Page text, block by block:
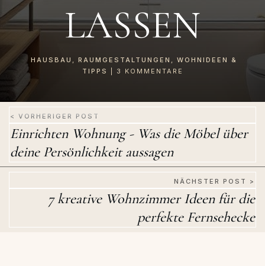
ASSEN
HAUSBAU , RAUMGESTALTUNGEN , WOHNIDEEN &
TIPPS
3 KOMMENTARE
< VORHERIGER POST
Einrichten Wohnung - Was die Möbel über
deine Persönlichkeit aussagen
NÄCHSTER POST >
7 kreative Wohnzimmer Ideen für die
perfekte Fernsehecke